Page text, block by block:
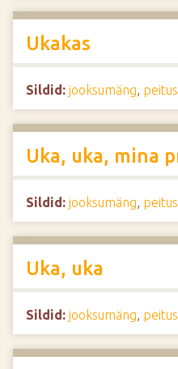
Ukakas
Sildid: jooksumäng, peitus
Uka, uka, mina
Sildid: jooksumäng, peitus
Uka, uka
Sildid: jooksumäng, peitus